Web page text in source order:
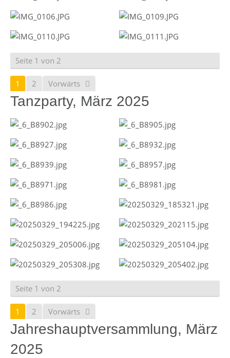
Seite 1 von 2
1 2 Vorwärts
Tanzparty, März 2025
Seite 1 von 2
1 2 Vorwärts
Jahreshauptversammlung, März
2025